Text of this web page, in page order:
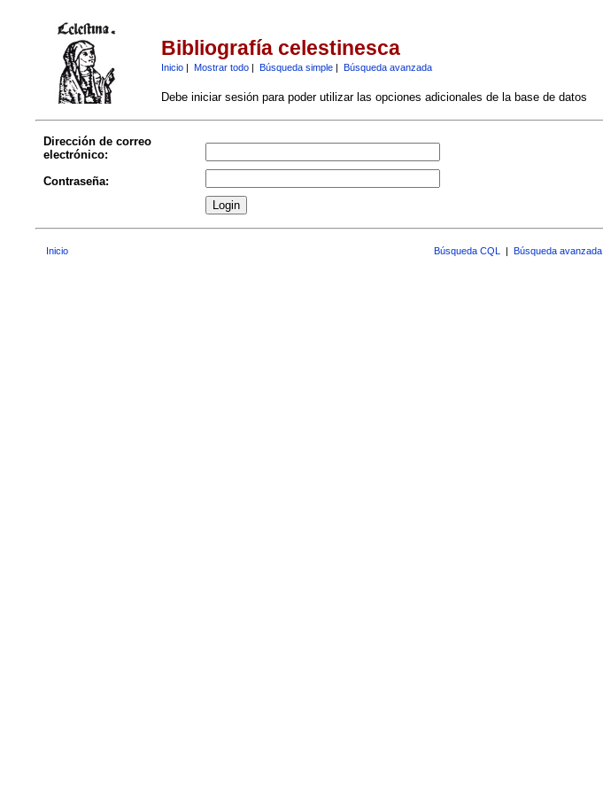
Bibliografía celestinesca
Inicio| Mostrar todo| Búsqueda simple| Búsqueda avanzada
Debe iniciar sesión para poder utilizar las opciones adicionales de la base de datos
Dirección de correo
electrónico:
Contraseña:
Inicio Búsqueda CQL | Búsqueda avanzada